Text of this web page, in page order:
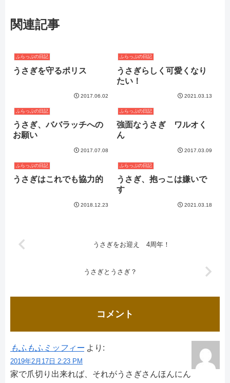
関連記事
ふらっぷの日記
うさぎを守るポリス
2017.06.02
ふらっぷの日記
うさぎらしく可愛くなり
たい！
2021.03.13
ふらっぷの日記
うさぎ、ババラッチへの
お願い
2017.07.08
ふらっぷの日記
強面なうさぎ ワルオく
ん
2017.03.09
ふらっぷの日記
うさぎはこれでも協力的
2018.12.23
ふらっぷの日記
うさぎ、抱っこは嫌いで
す
2021.03.18
うさぎをお迎え 4周年！
うさぎとうさぎ？
コメント
もふもふミッフィー より:
2019年2月17日 2:23 PM
家で爪切り出来れば、それがうさぎさんほんにん